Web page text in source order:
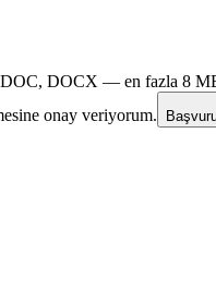
DOC, DOCX — en fazla 8
onay veriyorum.